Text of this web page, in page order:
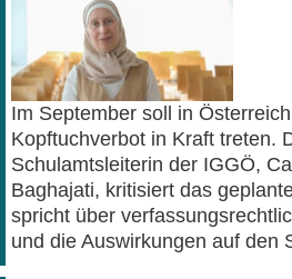
Im September soll in
Kopftuchverbot in Kraft treten.
Schulamtsleiterin der IGGÖ,
Baghajati, kritisiert das
spricht über
und die Auswirkungen auf den